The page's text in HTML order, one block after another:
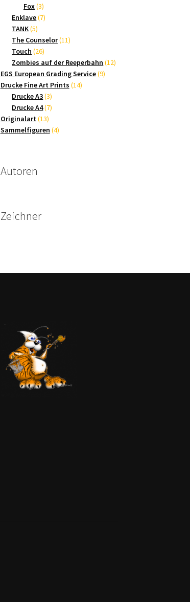
Fox 33
Produkte
Enklave 77
TANK 55
Produkte
The Counselor 1111
Touch 2626
Produkte
Zombies auf der Reeperbahn 1212
EGS European Grading Service 99
Drucke Fine Art Prints 1414
Drucke A3 33
Produkte
Drucke A4 77
Originalart 1313
Produkte
Sammelfiguren 44
Autoren
Zeichner